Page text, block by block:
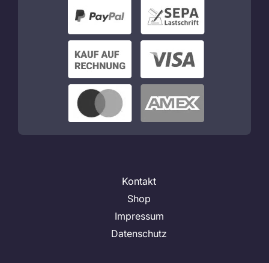
Kontakt
Shop
Impressum
Datenschutz